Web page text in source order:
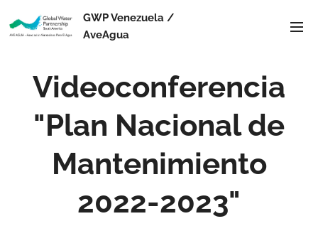
GWP Venezuela /
AveAgua
Videoconferencia
"Plan Nacional de
Mantenimiento
2022-2023"